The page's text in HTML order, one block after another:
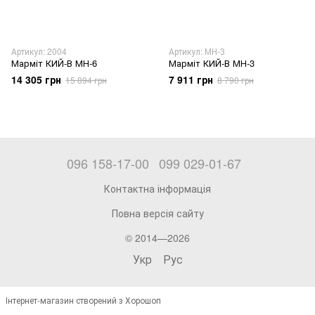
Артикул: 2004
Марміт КИЙ-В МН-6
14 305 грн 15 894 грн
Артикул: МН-3
Марміт КИЙ-В МН-3
7 911 грн 8 790 грн
096 158-17-00 099 029-01-67
Контактна інформація
Повна версія сайту
© 2014—2026
Укр Рус
Інтернет-магазин створений з Хорошоп